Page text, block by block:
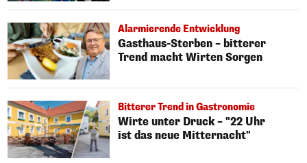
Alarmierende Entwicklung
Gasthaus-Sterben – bitterer
Trend macht Wirten Sorgen
Bitterer Trend in Gastronomie
Wirte unter Druck – "22 Uhr
ist das neue Mitternacht"